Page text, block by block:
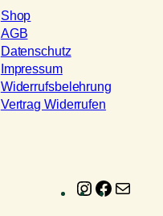
Shop
AGB
Datenschutz
Impressum
Widerrufsbelehrung
Vertrag Widerrufen
Instagram